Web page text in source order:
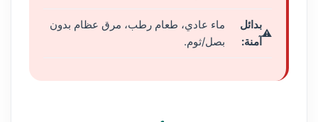
بدائل
آمنة:
ماء عادي، طعام رطب، مرق عظام بدون
بصل/ثوم.